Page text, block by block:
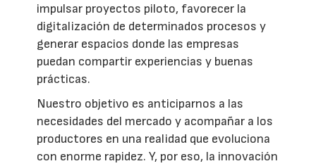
impulsar proyectos piloto, favorecer la
digitalización de determinados procesos y
generar espacios donde las empresas
puedan compartir experiencias y buenas
prácticas.
Nuestro objetivo es anticiparnos a las
necesidades del mercado y acompañar a los
productores en una realidad que evoluciona
con enorme rapidez. Y, por eso, la innovación